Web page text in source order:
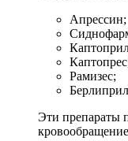
Апрессин;
Рамизес;
Эти препараты